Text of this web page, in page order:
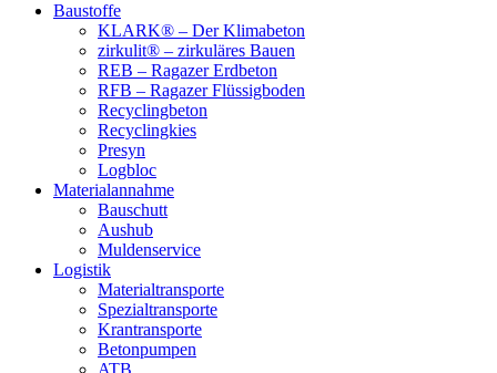
Baustoffe
KLARK® – Der Klimabeton
zirkulit® – zirkuläres Bauen
REB – Ragazer Erdbeton
RFB – Ragazer Flüssigboden
Recyclingbeton
Recyclingkies
Presyn
Logbloc
Materialannahme
Bauschutt
Aushub
Muldenservice
Logistik
Materialtransporte
Spezialtransporte
Krantransporte
Betonpumpen
ATB